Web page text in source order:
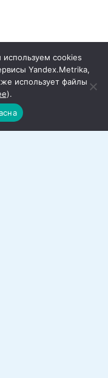
cookies
Yandex.Metrika,
использует файлы
).